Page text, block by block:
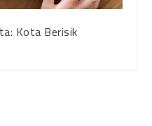
Kota Berisik